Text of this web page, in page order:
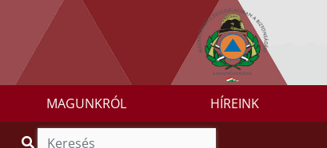
MAGUNKRÓL HÍREINK